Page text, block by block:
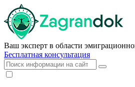
Ваш эксперт в области
Бесплатная консультация